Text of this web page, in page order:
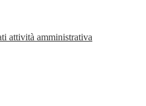
attività amministrativa